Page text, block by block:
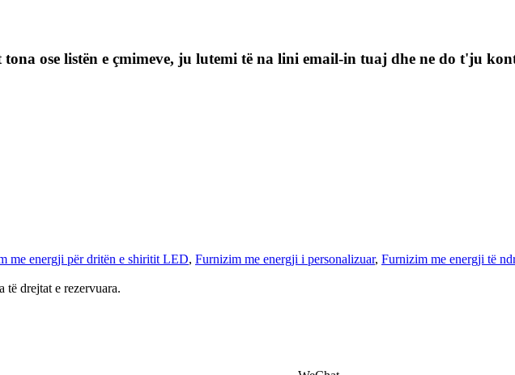
ose listën e çmimeve, ju lutemi të na lini email-in tuaj dhe ne do t'ju
me energji për dritën e shiritit LED, Furnizim me energji i personalizuar, Furnizim me energji të
drejtat e rezervuara.